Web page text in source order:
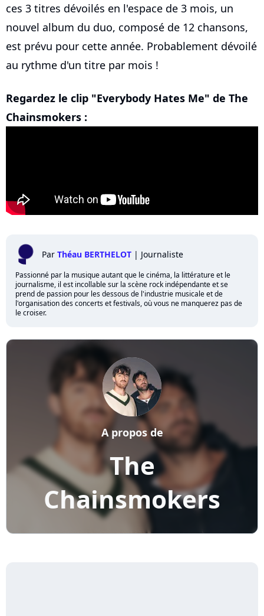
ces 3 titres dévoilés en l'espace de 3 mois, un
nouvel album du duo, composé de 12 chansons,
est prévu pour cette année. Probablement dévoilé
au rythme d'un titre par mois !
Regardez le clip "Everybody Hates Me" de The
Chainsmokers :
Par Théau BERTHELOT | Journaliste
Passionné par la musique autant que le cinéma, la littérature et le
journalisme, il est incollable sur la scène rock indépendante et se
prend de passion pour les dessous de l'industrie musicale et de
l'organisation des concerts et festivals, où vous ne manquerez pas de
le croiser.
The
Chainsmokers
A propos de